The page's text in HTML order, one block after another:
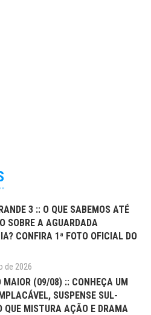
3 :: O QUE SABEMOS ATÉ
SOBRE A AGUARDADA
CONFIRA 1ª FOTO OFICIAL DO
de 2026
MAIOR (09/08) :: CONHEÇA UM
SUSPENSE SUL-
QUE MISTURA AÇÃO E DRAMA